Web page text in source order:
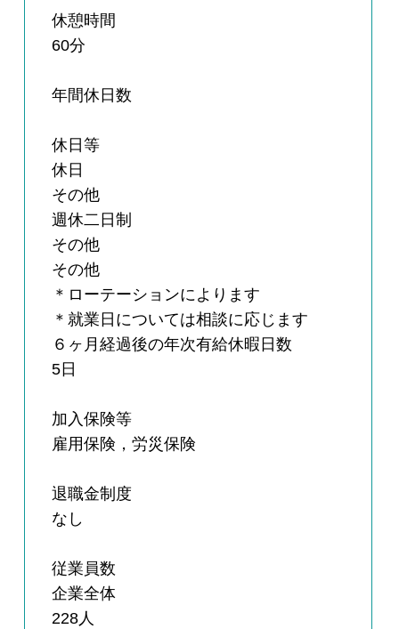
休憩時間
60分
年間休日数
休日等
休日
その他
週休二日制
その他
その他
＊ローテーションによります
＊就業日については相談に応じます
６ヶ月経過後の年次有給休暇日数
5日
加入保険等
雇用保険，労災保険
退職金制度
なし
従業員数
企業全体
228人